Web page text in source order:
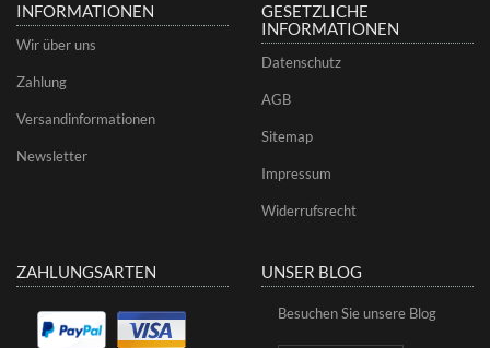
INFORMATIONEN
Wir über uns
Zahlung
Versandinformationen
Newsletter
GESETZLICHE
INFORMATIONEN
Datenschutz
AGB
Sitemap
Impressum
Widerrufsrecht
ZAHLUNGSARTEN UNSER BLOG
Besuchen Sie unsere Blog